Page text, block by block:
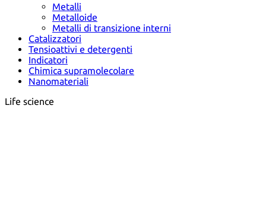
Metalli
Metalloide
Metalli di transizione interni
Catalizzatori
Tensioattivi e detergenti
Indicatori
Chimica supramolecolare
Nanomateriali
Life science